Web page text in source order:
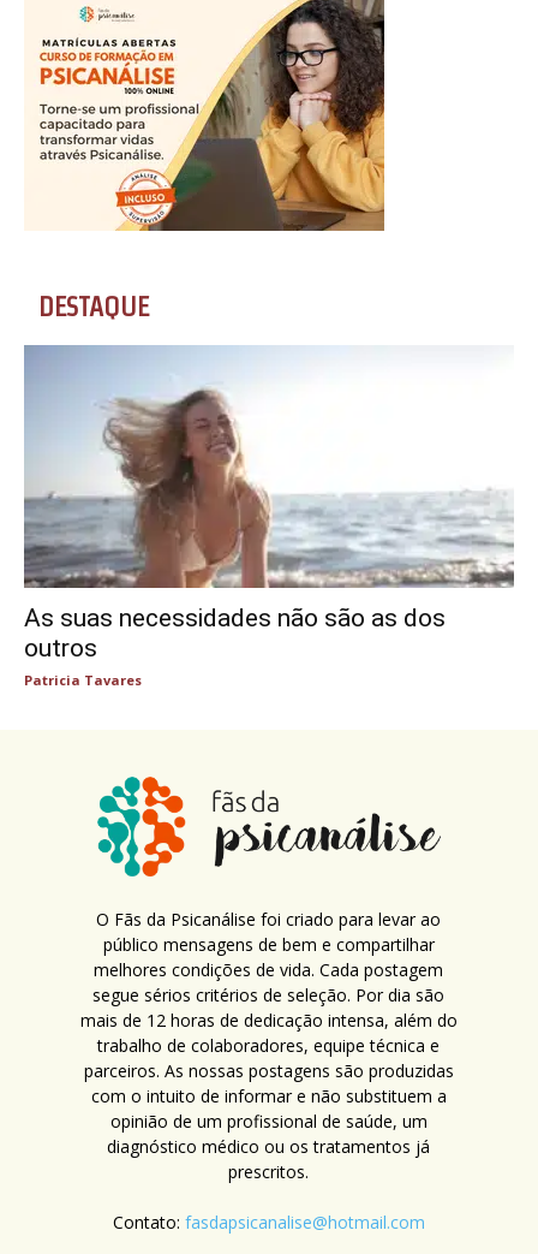
DESTAQUE
As suas necessidades não são as dos
outros
Patricia Tavares
O Fãs da Psicanálise foi criado para levar ao
público mensagens de bem e compartilhar
melhores condições de vida. Cada postagem
segue sérios critérios de seleção. Por dia são
mais de 12 horas de dedicação intensa, além do
trabalho de colaboradores, equipe técnica e
parceiros. As nossas postagens são produzidas
com o intuito de informar e não substituem a
opinião de um profissional de saúde, um
diagnóstico médico ou os tratamentos já
prescritos.
Contato: fasdapsicanalise@hotmail.com